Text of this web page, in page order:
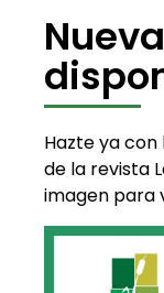
Hazte ya
de la revista
imagen para